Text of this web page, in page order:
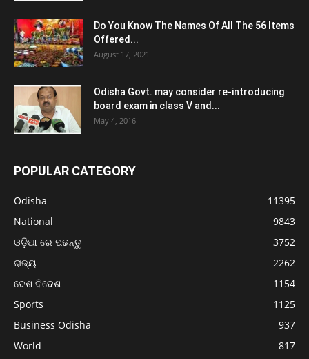
Do You Know The Names Of All The 56 Items
Offered...
August 17, 2021
Odisha Govt. may consider re-introducing
board exam in class V and...
May 4, 2016
POPULAR CATEGORY
Odisha
11395
National
9843
ଓଡ଼ିଆ ରେ ପଢନ୍ତୁ
3752
ରାଜ୍ୟ
2262
ଦେଶ ବିଦେଶ
1154
Sports
1125
Business Odisha
937
World
817